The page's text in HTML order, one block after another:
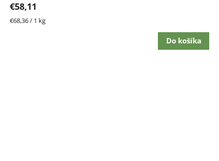
€58,11
Jednotková
€68,36 / 1 kg
Do košíka